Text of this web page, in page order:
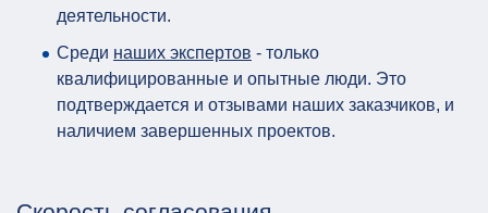
деятельности.
Среди наших экспертов - только
квалифицированные и опытные люди. Это
подтверждается и отзывами наших заказчиков, и
наличием завершенных проектов.